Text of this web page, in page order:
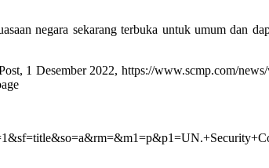
negara sekarang terbuka untuk umum dan
1 Desember 2022, https://www.scmp.com/